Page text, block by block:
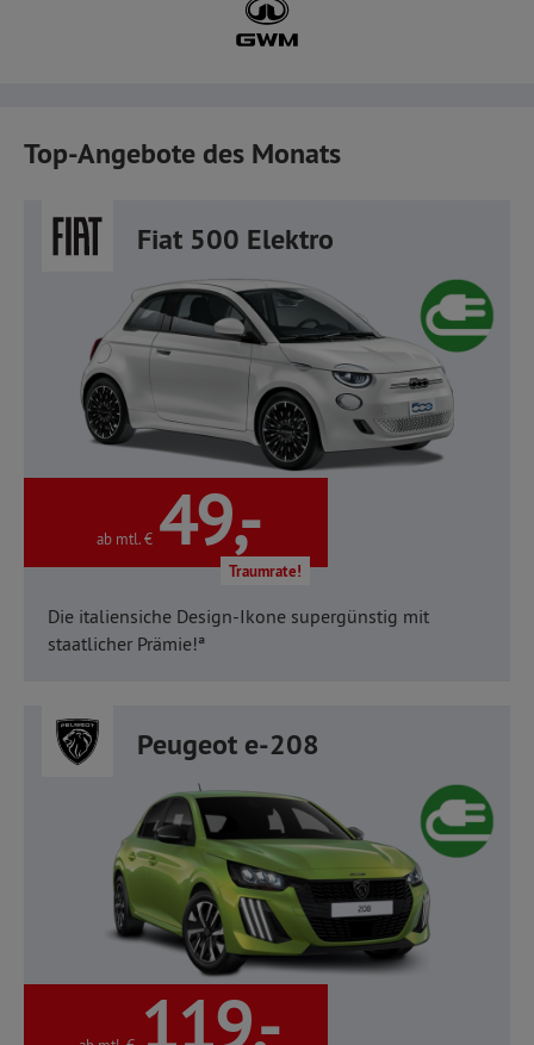
Top-Angebote des Monats
Fiat 500 Elektro
ab mtl. € 49,-
Traumrate!
Die italiensiche Design-Ikone supergünstig mit
staatlicher Prämie!ª
Peugeot e-208
119,-